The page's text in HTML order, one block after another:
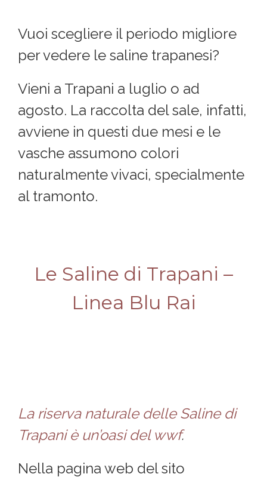
Vuoi scegliere il periodo migliore
per vedere le saline trapanesi?
Vieni a Trapani a luglio o ad
agosto. La raccolta del sale, infatti,
avviene in questi due mesi e le
vasche assumono colori
naturalmente vivaci, specialmente
al tramonto.
Le Saline di Trapani –
Linea Blu Rai
La riserva naturale delle Saline di
Trapani è un’oasi del wwf.
Nella pagina web del sito